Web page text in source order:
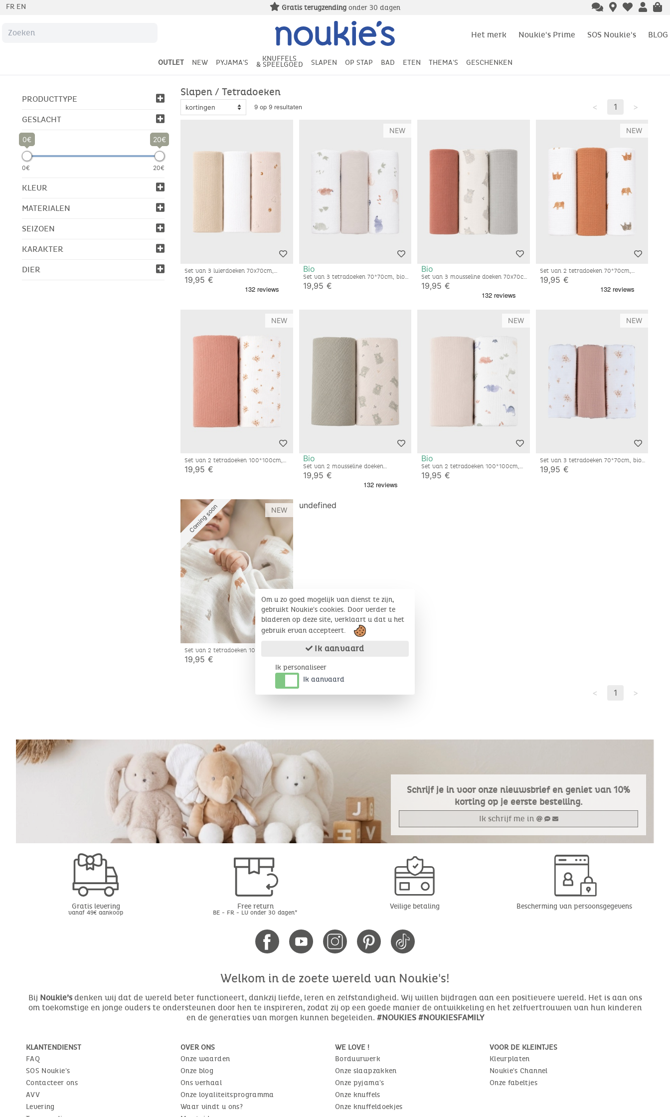
FR EN Gratis terugzending onder 30 dagen
Het merk Noukie's Prime SOS Noukie's BLOG
OUTLET NEW PYJAMA'S KNUFFELS
& SPEELGOED SLAPEN OP STAP BAD ETEN THEMA'S GESCHENKEN
PRODUCTTYPE
GESLACHT
0 20
0€ 20€
KLEUR
MATERIALEN
SEIZOEN
KARAKTER
DIER
Slapen / Tetradoeken
9 op 9 resultaten < 1 >
Set van 3 luierdoeken 70x70cm,
mousseline
19,95 €
NEW
Bio
Set van 3 tetradoeken 70*70cm, bio
katoenen mousseline
19,95 €
Bio
Set van 3 mousseline doeken 70x70cm
– Fluffy, Orso & Lily
19,95 €
NEW
Set van 2 tetradoeken 70*70cm,
katoenen mousseline
19,95 €
NEW
Set van 2 tetradoeken 100*100cm,
bio katoenen mousseline
19,95 €
Bio
Set van 2 mousseline doeken
120x120cm – Fluffy, Orso & Lily
19,95 €
NEW
Bio
Set van 2 tetradoeken 100*100cm,
bio katoenen mousseline
19,95 €
NEW
Set van 3 tetradoeken 70*70cm, bio
katoen
19,95 €
Coming soon NEW
Set van 2 tetradoeken 100*100cm,
katoenen mousseline
19,95 €
undefined
< 1 >
Schrijf je in voor onze nieuwsbrief en geniet van 10%
korting op je eerste bestelling.
Ik schrijf me in
Gratis levering
vanaf 49€ aankoop
Free return
BE - FR - LU onder 30 dagen*
Veilige betaling Bescherming van persoonsgegevens
Welkom in de zoete wereld van Noukie's!
Bij Noukie’sdenken wij dat de wereld beter functioneert, dankzij liefde, leren en zelfstandigheid. Wij willen bijdragen aan een positievere wereld. Het is aan ons
om toekomstige en jonge ouders te ondersteunen door hen te inspireren, zodat zij op een goede manier de ontwikkeling en het zelfvertrouwen van hun kinderen
en de generaties van morgen kunnen begeleiden. #NOUKIES #NOUKIESFAMILY
KLANTENDIENST
FAQ
SOS Noukie's
Contacteer ons
AVV
Levering
OVER ONS
Onze waarden
Onze blog
Ons verhaal
Onze loyaliteitsprogramma
Waar vindt u ons?
WE LOVE !
Borduurwerk
Onze slaapzakken
Onze pyjama's
Onze knuffels
Onze knuffeldoekjes
VOOR DE KLEINTJES
Kleurplaten
Noukie's Channel
Onze fabeltjes
Om u zo goed mogelijk van dienst te zijn,
gebruikt Noukie's cookies. Door verder te
bladeren op deze site, verklaart u dat u het
gebruik ervan accepteert.
Ik aanvaard
Ik personaliseer
Ik aanvaard